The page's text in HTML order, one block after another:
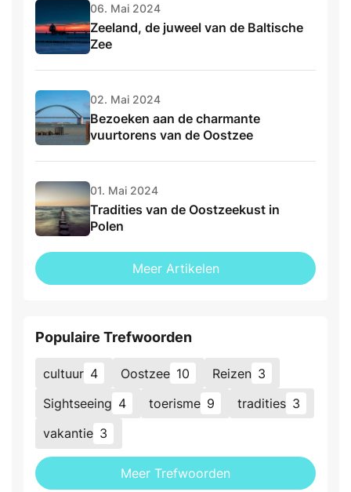
06. Mai 2024
Zeeland, de juweel van de Baltische
Zee
02. Mai 2024
Bezoeken aan de charmante
vuurtorens van de Oostzee
01. Mai 2024
Tradities van de Oostzeekust in
Polen
Meer Artikelen
Populaire Trefwoorden
cultuur 4 Oostzee 10 Reizen 3
Sightseeing 4 toerisme 9 tradities 3
vakantie 3
Meer Trefwoorden